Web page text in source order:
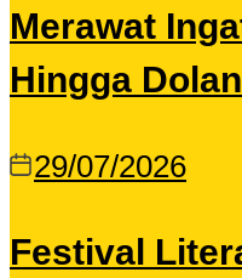
Merawat
Hingga
29/07/2026
Festival